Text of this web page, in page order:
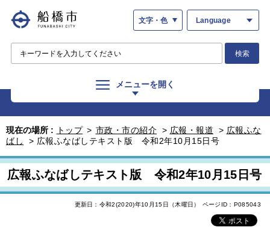
文字・色 Language
検索
メニューを開く
現在の場所 : トップ > 市政・市の紹介 > 広報・報道 > 広報ふな
ばし
> 広報ふなばしテキスト版 令和2年10月15日号
広報ふなばしテキスト版 令和2年10月15日号
更新日：令和2(2020)年10月15日（木曜日） ページID：P085043